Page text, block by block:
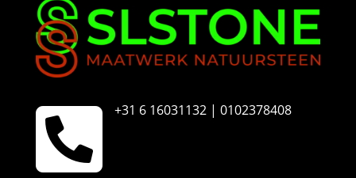
 +31 6 16031132 | 0102378408